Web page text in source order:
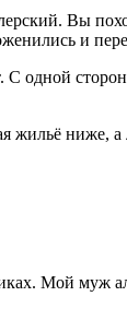
Вы
и
С одной
жильё ниже,
Мой муж